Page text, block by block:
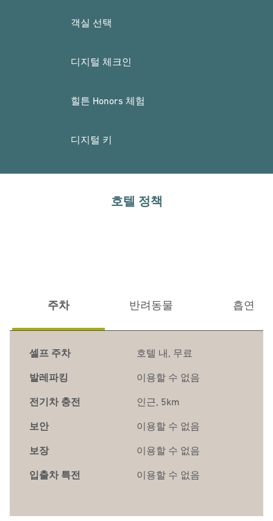
객실 선택
디지털 체크인
힐튼 Honors 체험
디지털 키
호텔 정책
주차 반려동물 흡연
셀프 주차 호텔 내, 무료
발레파킹 이용할 수 없음
전기차 충전 인근, 5km
보안 이용할 수 없음
보장 이용할 수 없음
입출차 특전 이용할 수 없음